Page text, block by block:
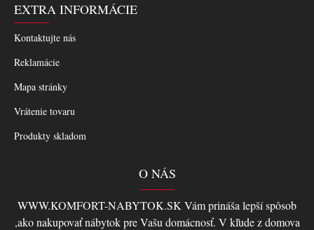
EXTRA INFORMÁCIE
Kontaktujte nás
Reklamácie
Mapa stránky
Vrátenie tovaru
Produkty skladom
O NÁS
WWW.KOMFORT-NABYTOK.SK Vám prináša lepší spôsob
,ako nakupovať nábytok pre Vašu domácnosť. V kľude z domova